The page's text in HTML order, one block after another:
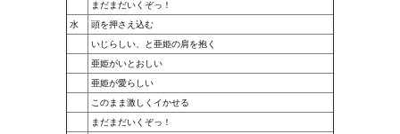
まだまだいくぞっ！
水
頭を押さえ込む
いじらしい、と亜姫の肩を抱く
亜姫がいとおしい
亜姫が愛らしい
このまま激しくイかせる
まだまだいくぞっ！